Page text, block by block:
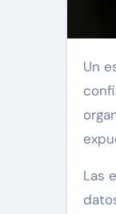
Un estudio de Kaspersky reveló que 42% de las empresas en América Latina ha sufrido la fuga de datos
Las